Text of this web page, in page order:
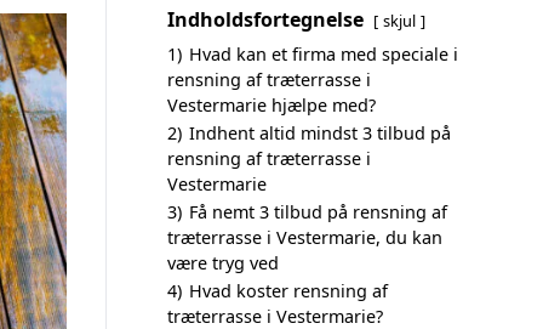
Indholdsfortegnelse skjul
1) Hvad kan et firma med speciale i
rensning af træterrasse i
Vestermarie hjælpe med?
2) Indhent altid mindst 3 tilbud på
rensning af træterrasse i
Vestermarie
3) Få nemt 3 tilbud på rensning af
træterrasse i Vestermarie, du kan
være tryg ved
4) Hvad koster rensning af
træterrasse i Vestermarie?